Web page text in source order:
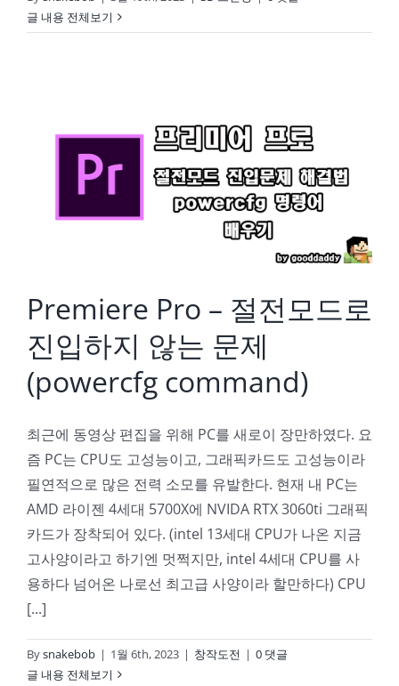
글 내용 전체보기
Premiere Pro – 절전모드로
진입하지 않는 문제
(powercfg command)
최근에 동영상 편집을 위해 PC를 새로이 장만하였다. 요
즘 PC는 CPU도 고성능이고, 그래픽카드도 고성능이라
필연적으로 많은 전력 소모를 유발한다. 현재 내 PC는
AMD 라이젠 4세대 5700X에 NVIDA RTX 3060ti 그래픽
카드가 장착되어 있다. (intel 13세대 CPU가 나온 지금
고사양이라고 하기엔 멋쩍지만, intel 4세대 CPU를 사
용하다 넘어온 나로선 최고급 사양이라 할만하다) CPU
[...]
Bysnakebob | 1월 6th, 2023 | 창작도전 | 0 댓글
글 내용 전체보기